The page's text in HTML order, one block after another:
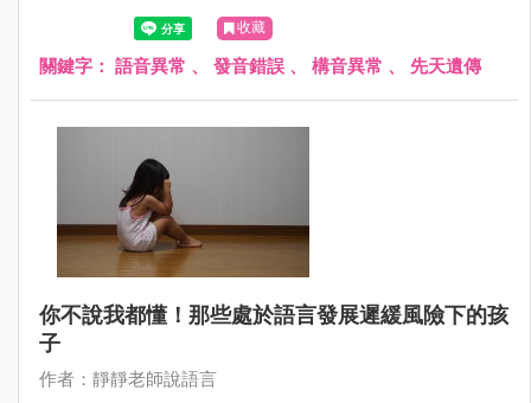
三歲、四歲甚至幼稚園中班、大班的時候，都還是發不清楚
這些日常生活中常被使用的語音，那就會開始擔心要不要帶
孩子去看醫生了…
收藏
關鍵字： 語音異常 、 發音錯誤 、 構音異常 、 先天遺傳
你不說我都懂！那些處於語言發展遲緩風險下的孩
子
作者：靜靜老師說語言